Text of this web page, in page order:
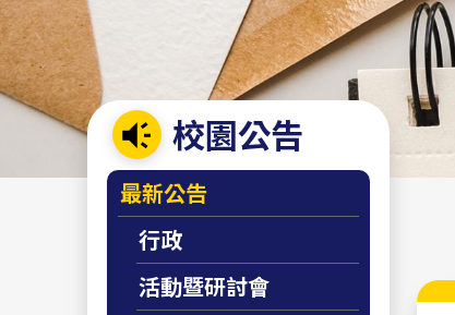
校園公告
最新公告
行政
活動暨研討會